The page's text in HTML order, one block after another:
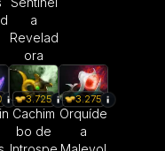
a
Revelad
ora
3.725
Cachim
bo de
3.275
Orquíde
a